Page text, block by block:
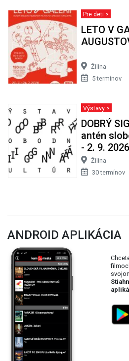
Pre deti >
LETO V
Žilina
5 termínov
Výstavy >
DOBRÝ
antén
- 2. 9.
Žilina
30 termínov
ANDROID APLIKÁCIA